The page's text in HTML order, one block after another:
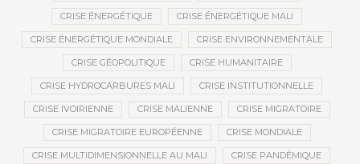
CRISE ÉNERGÉTIQUE CRISE ÉNERGÉTIQUE MALI
CRISE ÉNERGÉTIQUE MONDIALE CRISE ENVIRONNEMENTALE
CRISE GÉOPOLITIQUE CRISE HUMANITAIRE
CRISE HYDROCARBURES MALI CRISE INSTITUTIONNELLE
CRISE IVOIRIENNE CRISE MALIENNE CRISE MIGRATOIRE
CRISE MIGRATOIRE EUROPÉENNE CRISE MONDIALE
CRISE MULTIDIMENSIONNELLE AU MALI CRISE PANDÉMIQUE